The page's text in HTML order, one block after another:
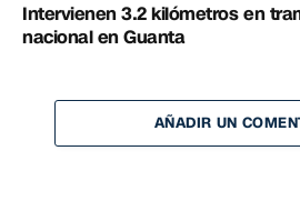
Intervienen 3.2 kilómetros en
nacional en Guanta
AÑADIR UN